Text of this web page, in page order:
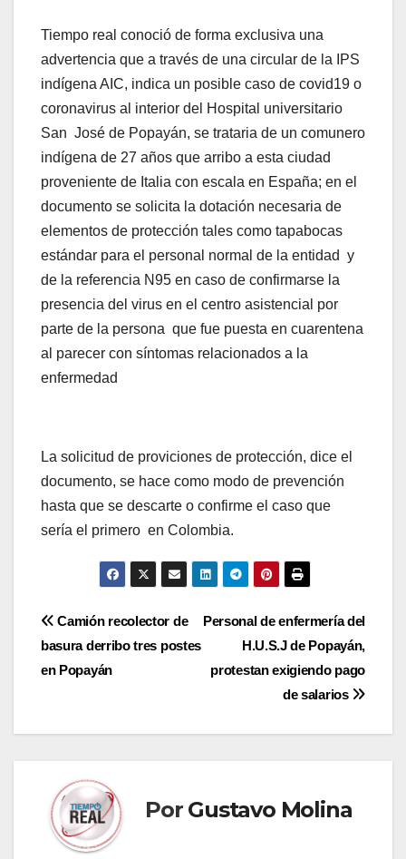
Tiempo real conoció de forma exclusiva una
advertencia que a través de una circular de la IPS
indígena AIC, indica un posible caso de covid19 o
coronavirus al interior del Hospital universitario
San José de Popayán, se trataria de un comunero
indígena de 27 años que arribo a esta ciudad
proveniente de Italia con escala en España; en el
documento se solicita la dotación necesaria de
elementos de protección tales como tapabocas
estándar para el personal normal de la entidad y
de la referencia N95 en caso de confirmarse la
presencia del virus en el centro asistencial por
parte de la persona que fue puesta en cuarentena
al parecer con síntomas relacionados a la
enfermedad
La solicitud de proviciones de protección, dice el
documento, se hace como modo de prevención
hasta que se descarte o confirme el caso que
sería el primero en Colombia.
Navegación
de
Personal de enfermería del
H.U.S.J de Popayán,
protestan exigiendo pago
de salarios
Camión recolector de
basura derribo tres postes
en Popayán
Por Gustavo Molina